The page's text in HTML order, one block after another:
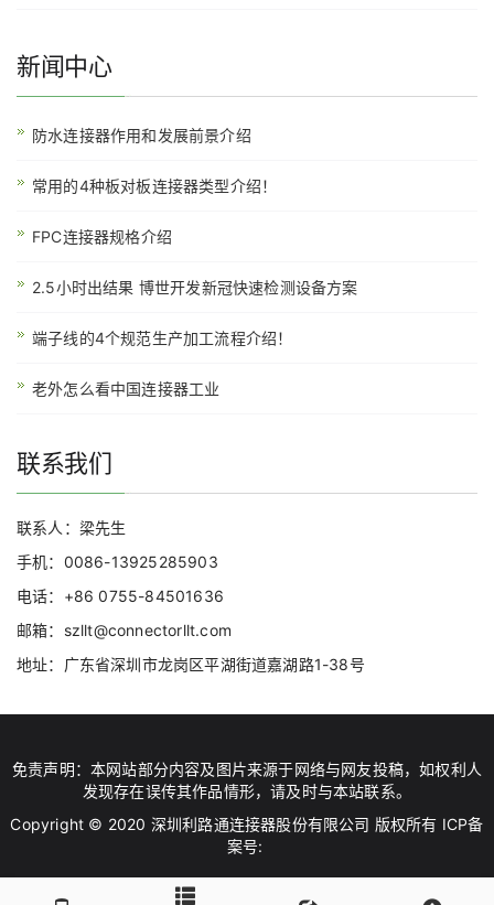
新闻中心
防水连接器作用和发展前景介绍
常用的4种板对板连接器类型介绍！
FPC连接器规格介绍
2.5小时出结果 博世开发新冠快速检测设备方案
端子线的4个规范生产加工流程介绍！
老外怎么看中国连接器工业
联系我们
联系人：梁先生
手机：0086-13925285903
电话：+86 0755-84501636
邮箱：szllt@connectorllt.com
地址：广东省深圳市龙岗区平湖街道嘉湖路1-38号
免责声明：本网站部分内容及图片来源于网络与网友投稿，如权利人
发现存在误传其作品情形，请及时与本站联系。
Copyright © 2020 深圳利路通连接器股份有限公司 版权所有 ICP备
案号: